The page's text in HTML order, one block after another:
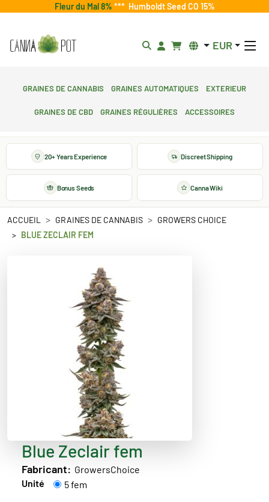
Fleur du Mal 8% *** Humboldt Seed CO 15%
EUR
Graines de cannabis Graines automatiques
Exterieur
Graines de CBD Graines régulières Accessoires
20+ Years Experience Discreet Shipping
Bonus Seeds Canna Wiki
ACCUEIL GRAINES DE CANNABIS
GROWERS CHOICE
BLUE ZECLAIR FEM
Blue Zeclair fem
Fabricant: GrowersChoice
Unité
5 fem